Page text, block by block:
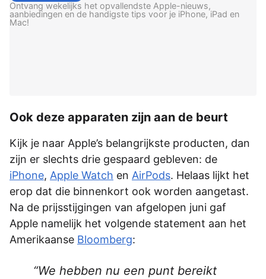
Ontvang wekelijks het opvallendste Apple-nieuws,
aanbiedingen en de handigste tips voor je iPhone, iPad en
Mac!
Ook deze apparaten zijn aan de beurt
Kijk je naar Apple’s belangrijkste producten, dan
zijn er slechts drie gespaard gebleven: de
iPhone, Apple Watch en AirPods. Helaas lijkt het
erop dat die binnenkort ook worden aangetast.
Na de prijsstijgingen van afgelopen juni gaf
Apple namelijk het volgende statement aan het
Amerikaanse Bloomberg:
We hebben nu een punt bereikt